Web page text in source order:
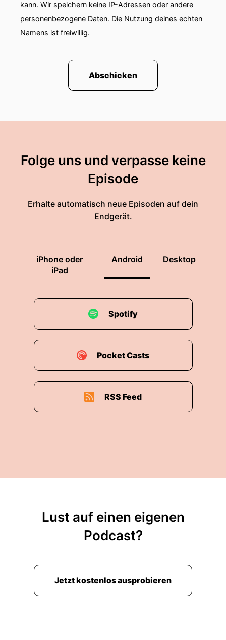
kann. Wir speichern keine IP-Adressen oder andere
personenbezogene Daten. Die Nutzung deines echten
Namens ist freiwillig.
Abschicken
Folge uns und verpasse keine
Episode
Erhalte automatisch neue Episoden auf dein
Endgerät.
iPhone oder
iPad
Android Desktop
Spotify
Pocket Casts
RSS Feed
Lust auf einen eigenen
Podcast?
Jetzt kostenlos ausprobieren